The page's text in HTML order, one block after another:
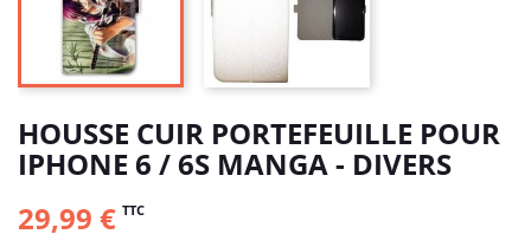
HOUSSE CUIR PORTEFEUILLE POUR
IPHONE 6 / 6S MANGA - DIVERS
29,99 € TTC